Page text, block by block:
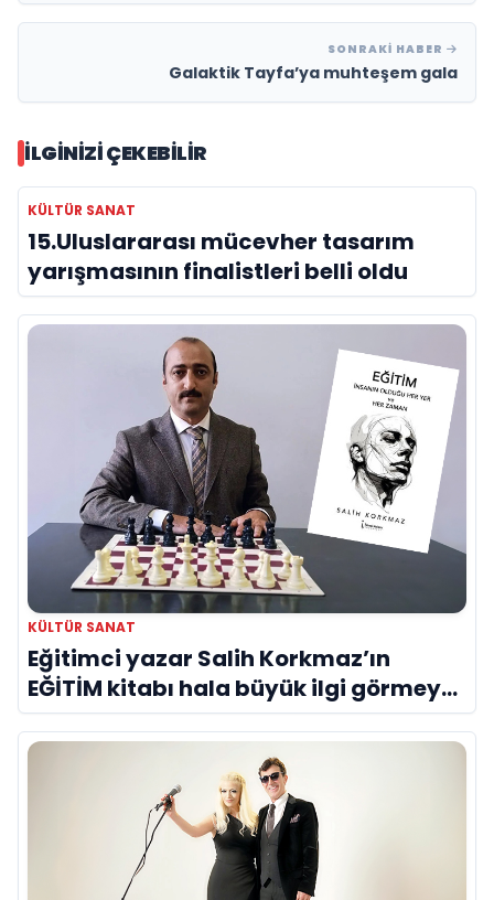
SONRAKI HABER
Galaktik Tayfa’ya muhteşem gala
İLGINIZI ÇEKEBILIR
KÜLTÜR SANAT
15.Uluslararası mücevher tasarım
yarışmasının finalistleri belli oldu
KÜLTÜR SANAT
Eğitimci yazar Salih Korkmaz’ın
EĞİTİM kitabı hala büyük ilgi görmeye
devam ediyor